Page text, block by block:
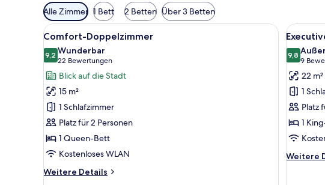
Verfügbare
Filter
für
Zimmer
Alle Zimmer 1 Bett 2 Betten Über 3 Betten
Alle
Fotos
für
Comfort-
Doppelzimmer
anzeigen
Ein ordentlich gemachtes Bett mit weißen
11
Comfort-Doppelzimmer
9,29,2 von 10
Wunderbar
22 Bewertungen
(22
Bewertungen)
Blick auf die Stadt
15 m²
1 Schlafzimmer
Platz für 2 Personen
1 Queen-Bett
Kostenloses WLAN
Weitere Details
Weitere
Alle
Fotos
für
Balkon
13
9,89,8 von
9
(9
22 m²
1
Platz
1
Weitere
Weitere